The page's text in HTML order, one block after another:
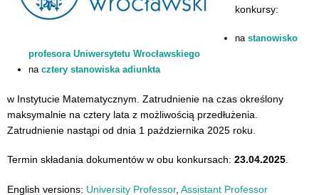
konkursy:
na stanowisko
profesora Uniwersytetu Wrocławskiego
na cztery stanowiska adiunkta
w Instytucie Matematycznym. Zatrudnienie na czas określony
maksymalnie na cztery lata z możliwością przedłużenia.
Zatrudnienie nastąpi od dnia 1 października 2025 roku.
Termin składania dokumentów w obu konkursach: 23.04.2025
English versions: University Professor, Assistant Professor